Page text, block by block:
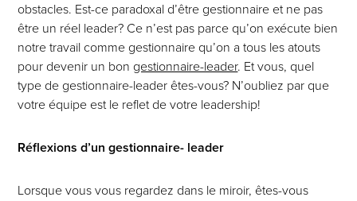
obstacles. Est-ce paradoxal d’être gestionnaire et ne pas
être un réel leader? Ce n’est pas parce qu’on exécute bien
notre travail comme gestionnaire qu’on a tous les atouts
pour devenir un bon gestionnaire-leader. Et vous, quel
type de gestionnaire-leader êtes-vous? N’oubliez par que
votre équipe est le reflet de votre leadership!
Réflexions d’un gestionnaire- leader
Lorsque vous vous regardez dans le miroir, êtes-vous